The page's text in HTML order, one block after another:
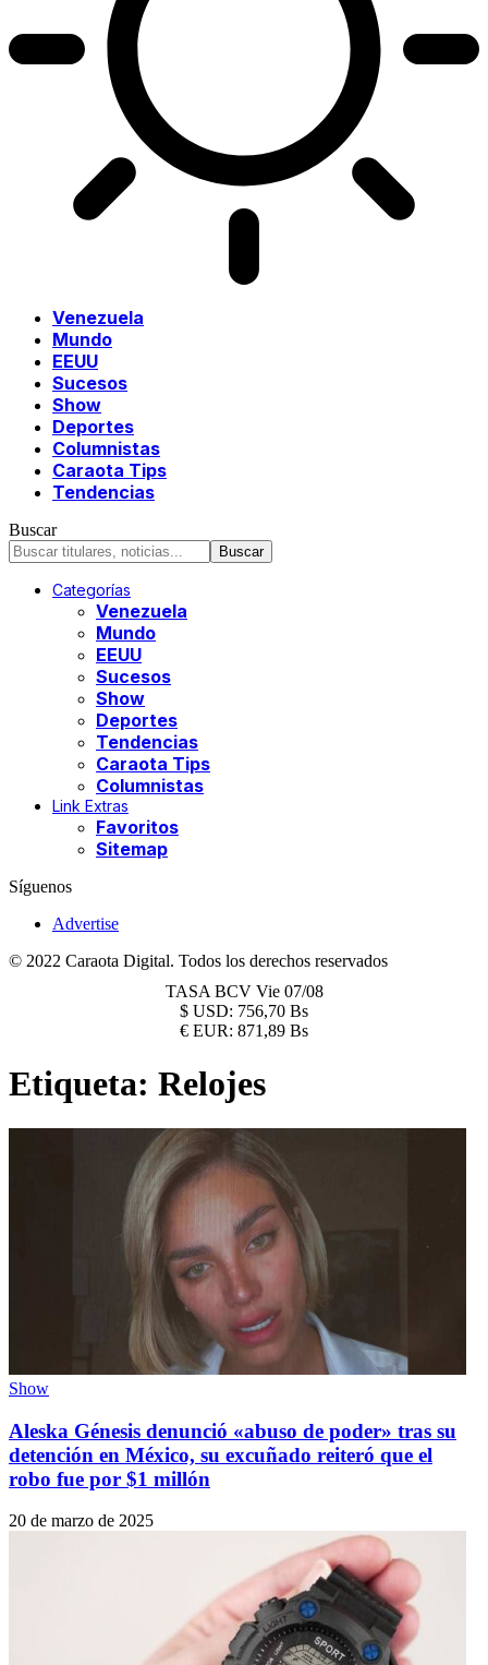
Venezuela
Mundo
EEUU
Sucesos
Show
Deportes
Columnistas
Caraota Tips
Tendencias
Buscar
Categorías
Venezuela
Mundo
EEUU
Sucesos
Show
Deportes
Tendencias
Caraota Tips
Columnistas
Link Extras
Favoritos
Sitemap
Síguenos
Advertise
© 2022 Caraota Digital. Todos los derechos reservados
TASA BCV Vie 07/08
$ USD: 756,70 Bs
€ EUR: 871,89 Bs
Etiqueta: Relojes
Show
Aleska Génesis denunció «abuso de poder» tras su
detención en México, su excuñado reiteró que el
robo fue por $1 millón
20 de marzo de 2025